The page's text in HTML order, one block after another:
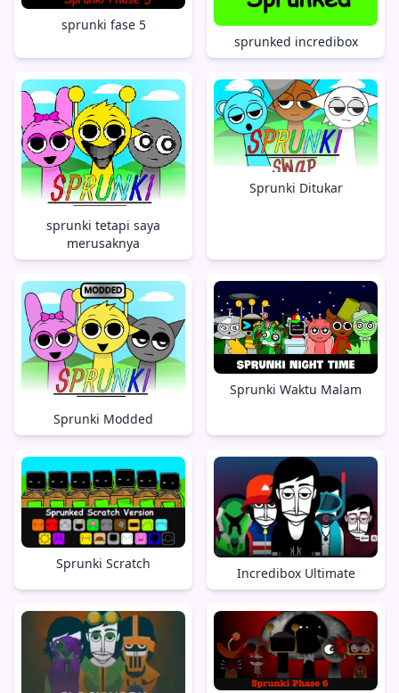
sprunki fase 5
sprunked incredibox
sprunki tetapi saya
merusaknya
Sprunki Ditukar
Sprunki Modded
Sprunki Waktu Malam
Sprunki Scratch
Incredibox Ultimate